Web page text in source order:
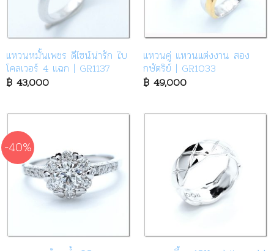
แหวนหมั้นเพชร ดีไซน์น่ารัก ใบ
โคลเวอร์ 4 แฉก | GR1137
฿43,000
แหวนคู่ แหวนแต่งงาน สอง
กษัตริย์ | GR1033
฿49,000
-40%